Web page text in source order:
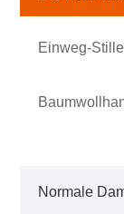
Einweg-
Normale